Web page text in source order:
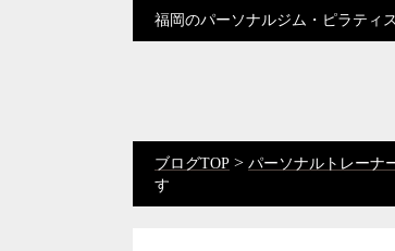
福岡のパーソナルジム・ピラティ
ブログTOP > パーソナルトレーナ
す